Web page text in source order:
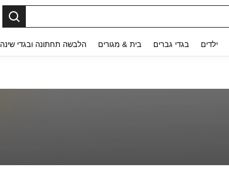
ילדים בגדי גברים בית & מגורים הלבשה תחתונה ובגדי שינה